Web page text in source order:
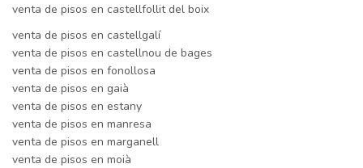
venta de pisos en castellfollit del boix
venta de pisos en castellgalí
venta de pisos en castellnou de bages
venta de pisos en fonollosa
venta de pisos en gaià
venta de pisos en estany
venta de pisos en manresa
venta de pisos en marganell
venta de pisos en moià